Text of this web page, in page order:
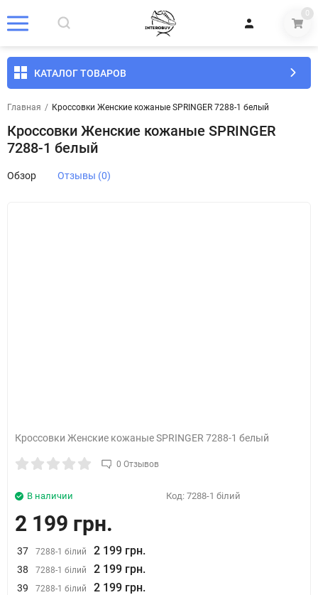
0
КАТАЛОГ ТОВАРОВ
Главная / Кроссовки Женские кожаные SPRINGER 7288-1 белый
Кроссовки Женские кожаные SPRINGER
7288-1 белый
Обзор Отзывы (0)
Кроссовки Женские кожаные SPRINGER 7288-1 белый
0 Отзывов
В наличии Код: 7288-1 білий
2 199 грн.
37 7288-1 білий 2 199 грн.
38 7288-1 білий 2 199 грн.
39 7288-1 білий 2 199 грн.